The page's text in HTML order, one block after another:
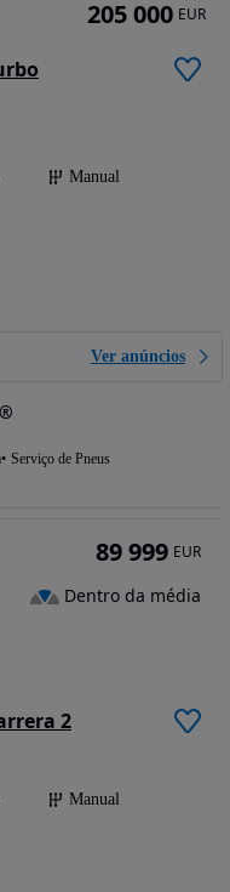
Manual
Ver anúncios
Serviço de Pneus
205 000 EUR
2
Manual
89 999 EUR
Dentro da média